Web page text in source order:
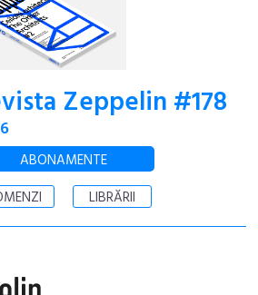
Zeppelin #178
ABONAMENTE
LIBRĂRII